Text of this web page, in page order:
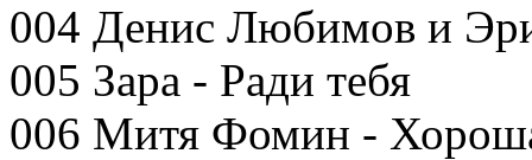
004 Денис Любимов и
005 Зара - Ради тебя
006 Митя Фомин -